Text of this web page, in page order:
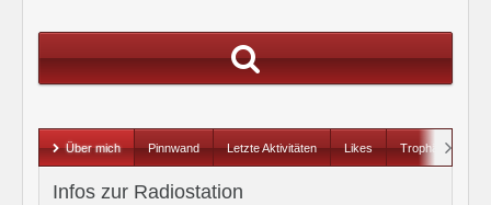
Über mich Pinnwand Letzte Aktivitäten Likes Trophäen
Infos zur Radiostation